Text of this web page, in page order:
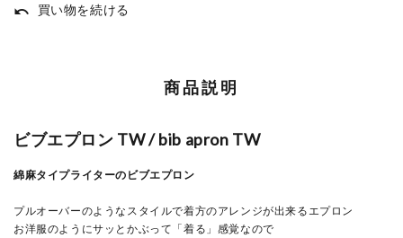
undo 買い物を続ける
商品説明
ビブエプロン TW / bib apron TW
綿麻タイプライターのビブエプロン
プルオーバーのようなスタイルで着方のアレンジが出来るエプロン
お洋服のようにサッとかぶって「着る」感覚なので